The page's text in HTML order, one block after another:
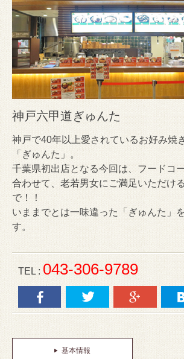
神戸六甲道ぎゅんた
神戸で40年以上愛されているお好み焼
「ぎゅんた」。
千葉県初出店となる今回は、フードコ
合わせて、老若男女にご満足いただけ
で！！
いままでとは一味違った「ぎゅんた」
す。
TEL : 043-306-9789
基本情報